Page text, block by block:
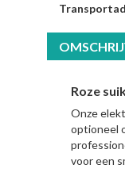
Roze
Onze
optioneel
voor een